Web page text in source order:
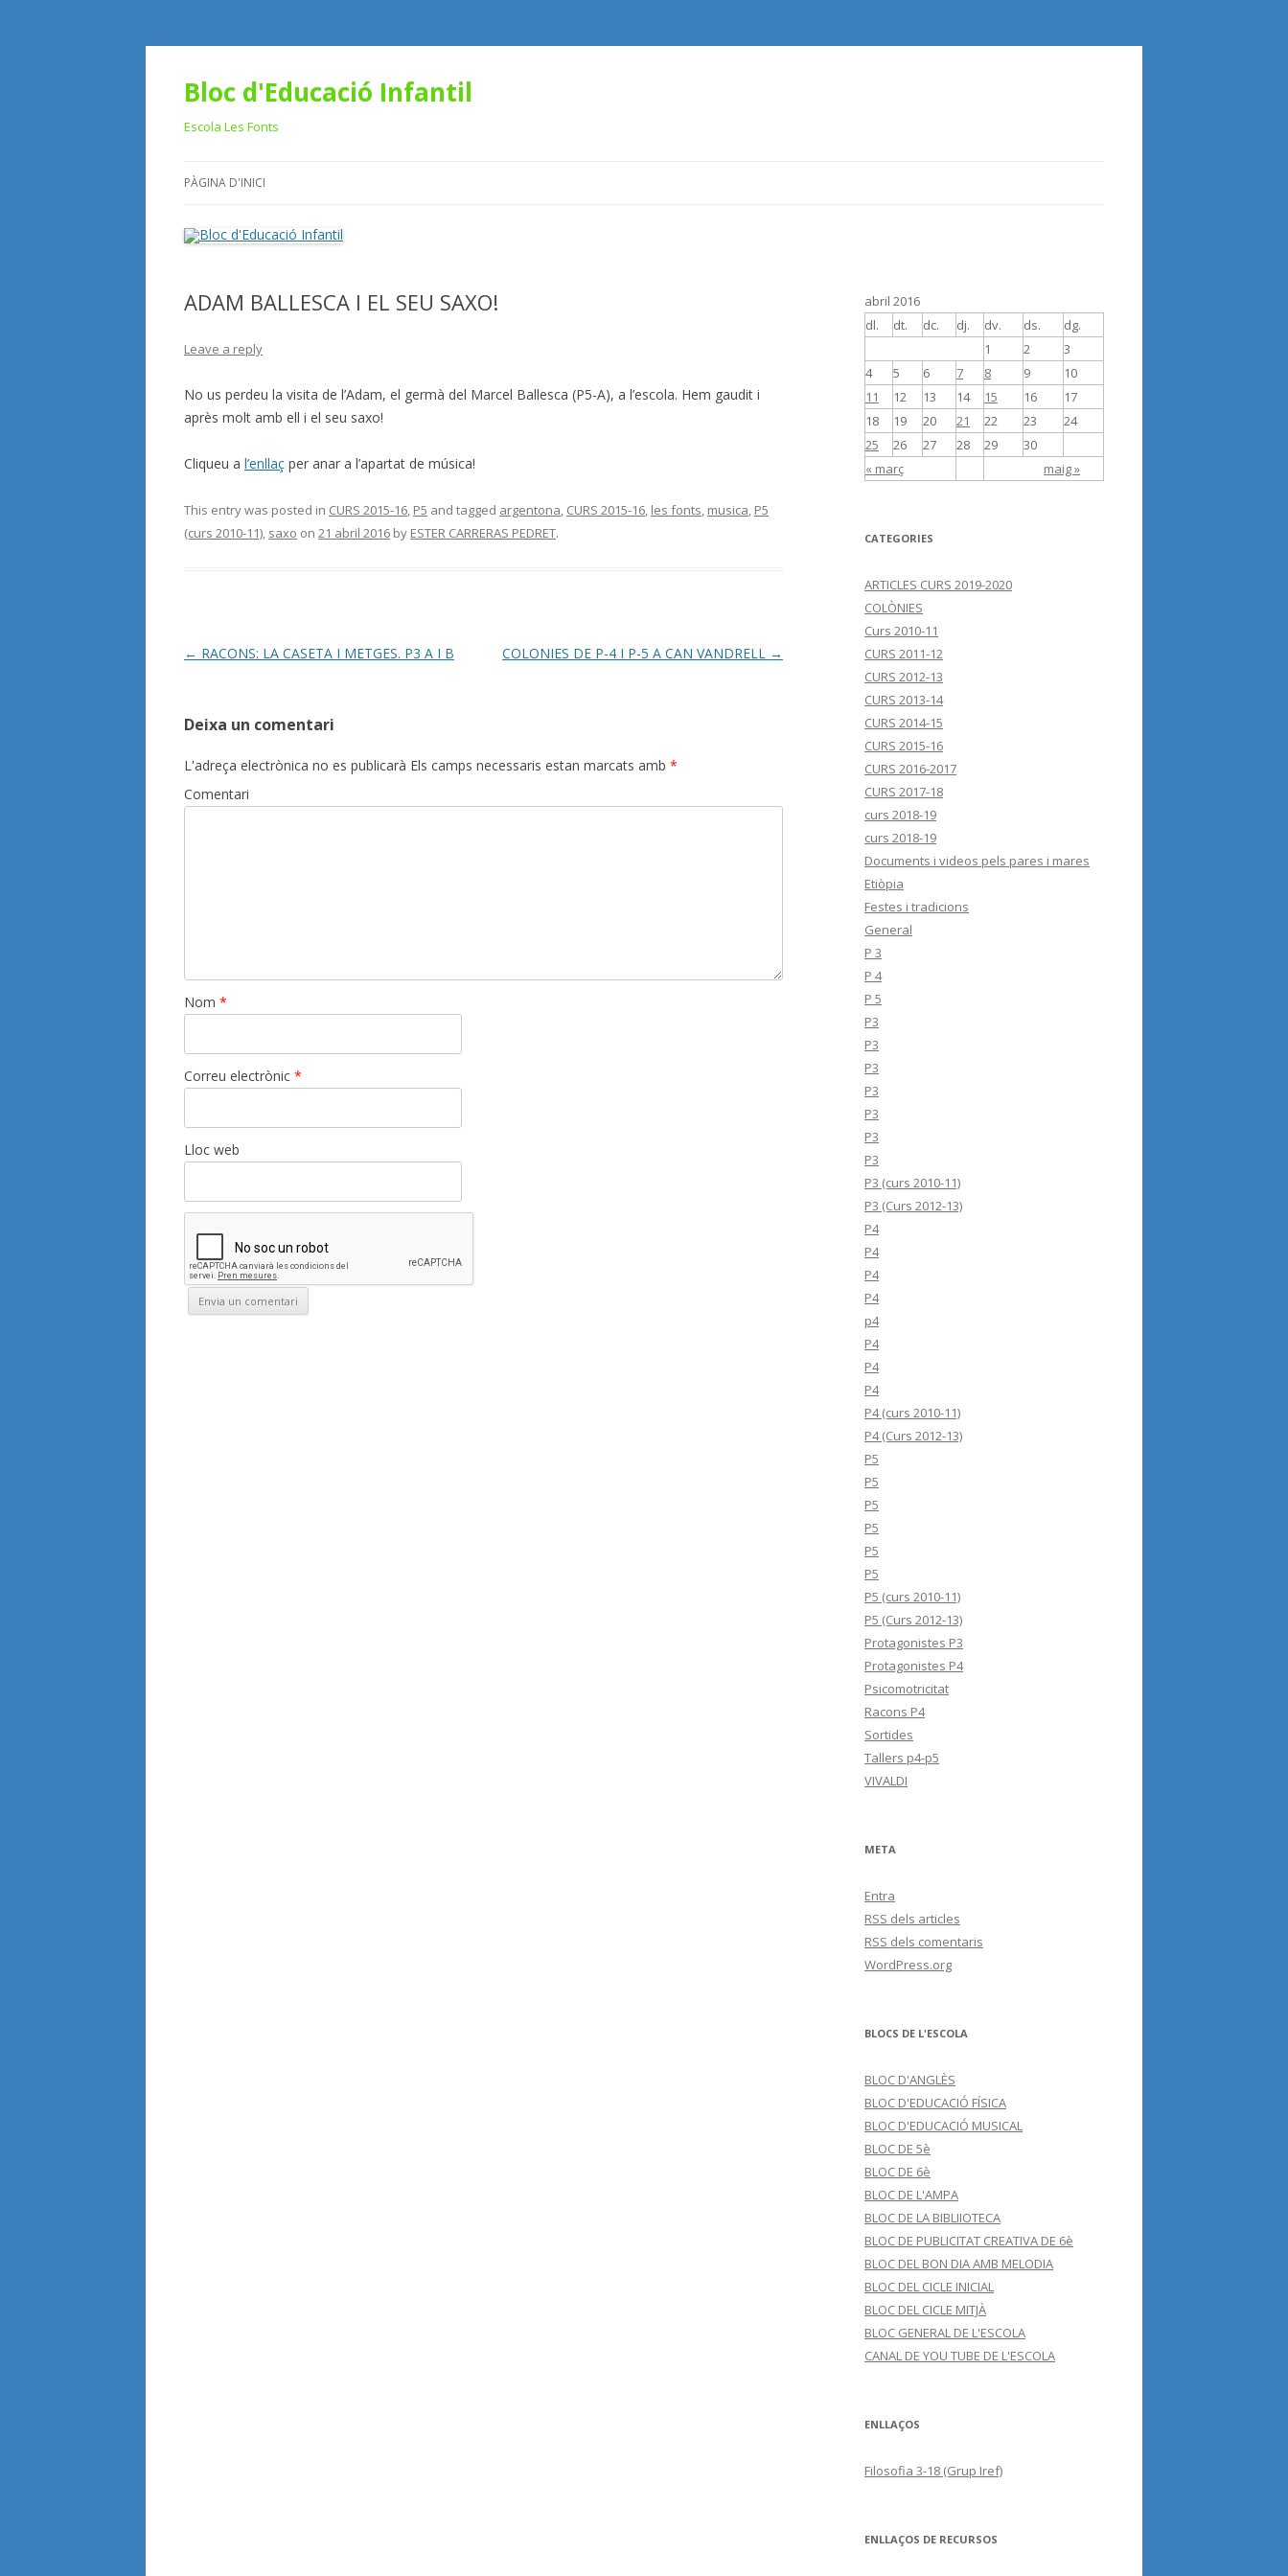
Bloc d'Educació Infantil
Escola Les Fonts
PÀGINA D'INICI
ADAM BALLESCA I EL SEU SAXO!
Leave a reply
No us perdeu la visita de l’Adam, el germà del Marcel Ballesca (P5-A), a l’escola. Hem gaudit i
après molt amb ell i el seu saxo!
Cliqueu a l’enllaç per anar a l’apartat de música!
This entry was posted in CURS 2015-16, P5 and tagged argentona, CURS 2015-16, les fonts, musica, P5
(curs 2010-11), saxo on 21 abril 2016 by ESTER CARRERAS PEDRET.
Post
← RACONS: LA CASETA I METGES. P3 A I B COLONIES DE P-4 I P-5 A CAN VANDRELL →
Deixa un comentari
L'adreça electrònica no es publicarà Els camps necessaris estan marcats amb *
Comentari
Nom *
Correu electrònic *
Lloc web
abril 2016
dl.
dt. dc. dj. dv. ds. dg.
« març maig »
1 2
3
4
5 6 7 8 9
10
11
12 13 14 15 16
17
18
19 20 21 22 23
24
25
26 27 28 29 30
CATEGORIES
ARTICLES CURS 2019-2020
COLÒNIES
Curs 2010-11
CURS 2011-12
CURS 2012-13
CURS 2013-14
CURS 2014-15
CURS 2015-16
CURS 2016-2017
CURS 2017-18
curs 2018-19
curs 2018-19
Documents i videos pels pares i mares
Etiòpia
Festes i tradicions
General
P 3
P 4
P 5
P3
P3
P3
P3
P3
P3
P3
P3 (curs 2010-11)
P3 (Curs 2012-13)
P4
P4
P4
P4
p4
P4
P4
P4
P4 (curs 2010-11)
P4 (Curs 2012-13)
P5
P5
P5
P5
P5
P5
P5 (curs 2010-11)
P5 (Curs 2012-13)
Protagonistes P3
Protagonistes P4
Psicomotricitat
Racons P4
Sortides
Tallers p4-p5
VIVALDI
META
Entra
RSS dels articles
RSS dels comentaris
WordPress.org
BLOCS DE L'ESCOLA
BLOC D'ANGLÈS
BLOC D'EDUCACIÓ FÍSICA
BLOC D'EDUCACIÓ MUSICAL
BLOC DE 5è
BLOC DE 6è
BLOC DE L'AMPA
BLOC DE LA BIBLIIOTECA
BLOC DE PUBLICITAT CREATIVA DE 6è
BLOC DEL BON DIA AMB MELODIA
BLOC DEL CICLE INICIAL
BLOC DEL CICLE MITJÀ
BLOC GENERAL DE L'ESCOLA
CANAL DE YOU TUBE DE L'ESCOLA
ENLLAÇOS
Filosofia 3-18 (Grup Iref)
ENLLAÇOS DE RECURSOS